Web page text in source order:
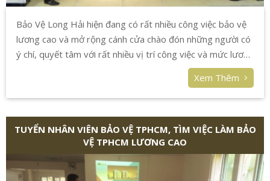
Bảo Vệ Long Hải hiện đang có rất nhiều công việc bảo vệ
lương cao và mở rộng cánh cửa chào đón những người có
ý chí, quyết tâm với rất nhiều vị trí công việc và mức lương
Xem Thêm
TUYỂN NHÂN VIÊN BẢO VỆ TPHCM, TÌM VIỆC LÀM BẢO
VỆ TPHCM LƯƠNG CAO